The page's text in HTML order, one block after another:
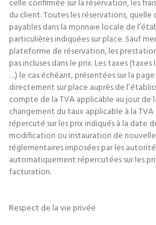
celle confirmée sur la réservation, les
du client. Toutes les réservations,
payables dans la monnaie locale de
particulières indiquées sur place. Sauf
plateforme de réservation, les
pas incluses dans le prix. Les taxes
…) le cas échéant, présentées sur la
directement sur place auprès de
compte de la TVA applicable au jour
changement du taux applicable à la
répercuté sur les prix indiqués à la date
modification ou instauration de
réglementaires imposées par les
automatiquement répercutées sur les
facturation.
Respect de la vie privée